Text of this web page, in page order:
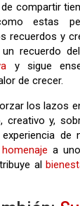
compartir
estas
recuerdos y
recuerdo
y sigue
de crecer.
los lazos
creativo y,
de
homenaje a
al